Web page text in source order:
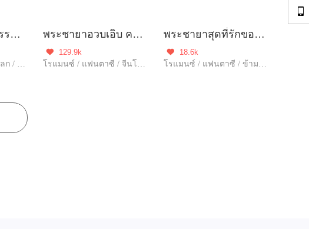
โลกใบใหม่ของภรรยาตัวแสบ
โรแมนซ์ / ข้ามภพ / ตลก / บอสหยิ่ง / ชีวิตคู่ / ดราม่า / แก้แค้น / ฮอต / รักหวานฉ่ำ / รักเศร้า / หนีพร้อมลูก / อัพเกรด / ความรัก / รักคืนเดียว / พลังวิเศษ / รักเดียวใจเดียว / เอาแต่ใจ / ชีวิตในเมือง
พระชายาอวบเอิบ คว้าใจลุงอ๋องสายตาเสีย

129.9k
โรแมนซ์ / แฟนตาซี / จีนโบราณ / ข้ามภพ / ตลก / ดราม่า / แก้แค้น / ฮอต / โลกลึกลับ / ฝ่าอุปสรรค / รักหวานฉ่ำ / ความรัก / รักเดียวใจเดียว
พระชายาสุดที่รักของกษัตริย์

18.6k
โรแมนซ์ / แฟนตาซี / ข้ามภพ / รักหวานฉ่ำ / ความรัก / รักเดียวใจเดียว / เอาแต่ใจ / โชคชะตา